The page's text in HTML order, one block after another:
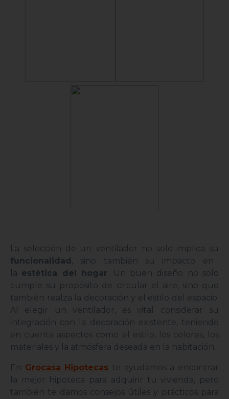
La selección de un ventilador no solo implica su
funcionalidad , sino también su impacto en
la estética del hogar . Un buen diseño no solo
cumple su propósito de circular el aire, sino que
también realza la decoración y el estilo del espacio.
Al elegir un ventilador, es vital considerar su
integración con la decoración existente, teniendo
en cuenta aspectos como el estilo, los colores, los
materiales y la atmósfera deseada en la habitación.
En Grocasa Hipotecas te ayudamos a encontrar
la mejor hipoteca para adquirir tu vivienda, pero
también te damos consejos útiles y prácticos para